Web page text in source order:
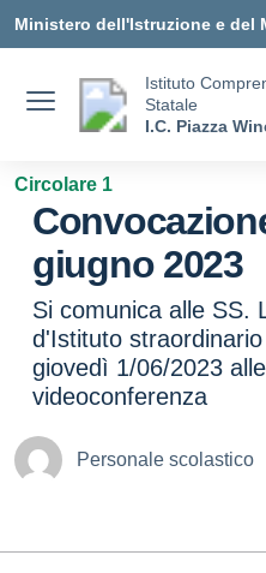
Ministero dell'Istruzione e del
Istituto
Statale
I.C. Piazza
Circolare 1
giugno 2023
Si comunica alle SS.
d'Istituto
giovedì 1/06/2023
videoconferenza
Personale scolastico